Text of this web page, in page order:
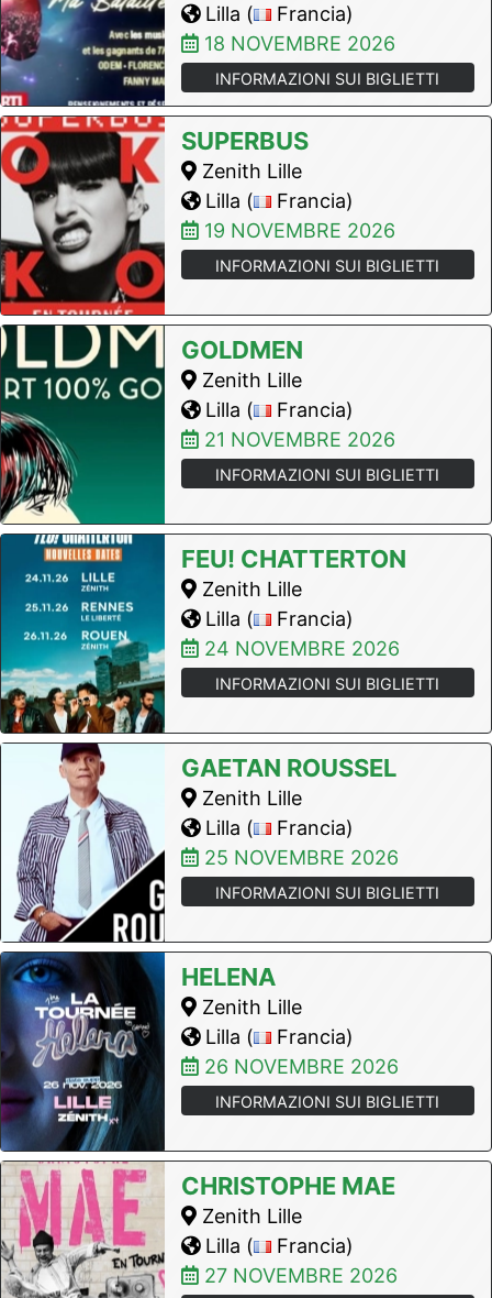
Lilla (
Francia)
18 NOVEMBRE 2026
INFORMAZIONI SUI BIGLIETTI
SUPERBUS
Zenith Lille
Lilla (
Francia)
19 NOVEMBRE 2026
INFORMAZIONI SUI BIGLIETTI
GOLDMEN
Zenith Lille
Lilla (
Francia)
21 NOVEMBRE 2026
INFORMAZIONI SUI BIGLIETTI
FEU! CHATTERTON
Zenith Lille
Lilla (
Francia)
24 NOVEMBRE 2026
INFORMAZIONI SUI BIGLIETTI
GAETAN ROUSSEL
Zenith Lille
Lilla (
Francia)
25 NOVEMBRE 2026
INFORMAZIONI SUI BIGLIETTI
HELENA
Zenith Lille
Lilla (
Francia)
26 NOVEMBRE 2026
INFORMAZIONI SUI BIGLIETTI
CHRISTOPHE MAE
Zenith Lille
Lilla (
Francia)
27 NOVEMBRE 2026